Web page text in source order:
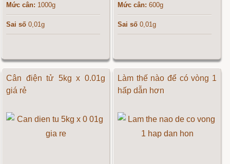
Mức cân: 1000g
Sai số 0,01g
Mức cân: 600g
Sai số 0,01g
Cân điện tử 5kg x 0.01g
giá rẻ
Làm thế nào để có vòng 1
hấp dẫn hơn